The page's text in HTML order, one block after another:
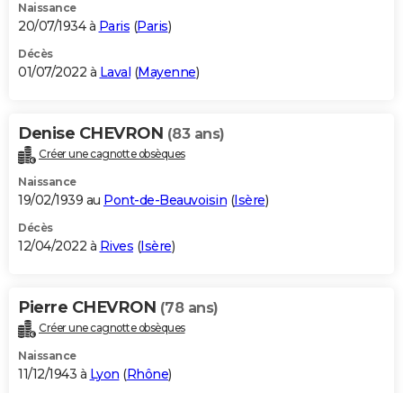
Naissance
20/07/1934 à Paris (Paris)
Décès
01/07/2022 à Laval (Mayenne)
Denise CHEVRON (83 ans)
Créer une cagnotte obsèques
Naissance
19/02/1939 au Pont-de-Beauvoisin (Isère)
Décès
12/04/2022 à Rives (Isère)
Pierre CHEVRON (78 ans)
Créer une cagnotte obsèques
Naissance
11/12/1943 à Lyon (Rhône)